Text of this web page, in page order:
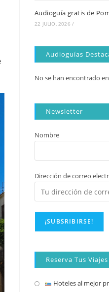
Audioguía gratis de
22 JULIO, 2026 /
Audioguías
No se han encontrado
Newsletter
Nombre
Dirección de correo
Reserva Tus Viajes
Hoteles al mejor